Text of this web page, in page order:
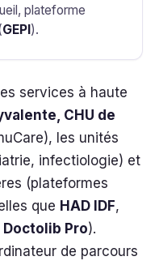
plateforme
GEPI ).
services à haute
CHU de
les unités
infectiologie) et
(plateformes
que HAD IDF,
Doctolib Pro).
de parcours